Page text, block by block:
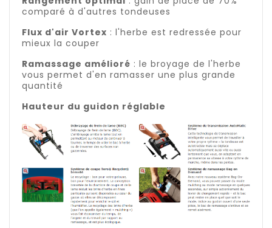
comparé à d'autres tondeuses
Flux d'air Vortex : l'herbe est redressée pour
mieux la couper
Ramassage amélioré : le broyage de l'herbe
vous permet d'en ramasser une plus grande
quantité
Hauteur du guidon réglable